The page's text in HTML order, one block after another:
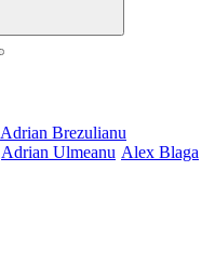
Adrian Brezulianu
Adrian Ulmeanu Alex Blaga